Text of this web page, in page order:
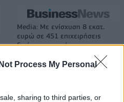
Process My Personal
sharing to third parties, or
Media: Με ενίσχυση 8 εκατ.
ευρώ σε 451 επιχειρήσεις
ξεκίνησε το πρόγραμμα
στήριξης- Κάλυψη εισφορών
ΕΔΟΕΑΠ